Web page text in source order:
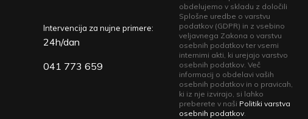
Intervencija za nujne primere:
24h/dan
041 773 659
obdelujemo v skladu z določili
Splošne uredbe o varstvu
podatkov (GDPR) in z vsebino
veljavnega Zakona o varstvu
osebnih podatkov ter vsemi
internimi akti, ki urejajo varstvo
osebnih podatkov. Več
informacij o obdelavi vaših
osebnih podatkov in o pravicah,
ki iz nje izvirajo, si lahko
preberete v naši Politiki varstva
osebnih podatkov.